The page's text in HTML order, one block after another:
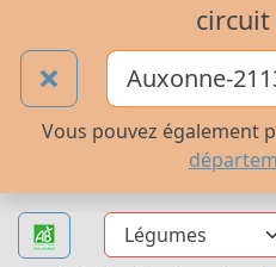
Vous pouvez également